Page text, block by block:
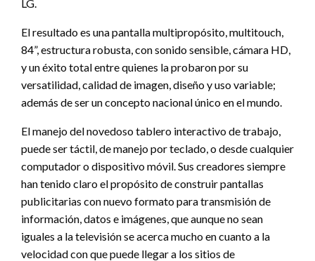
LG.
El resultado es una pantalla multipropósito, multitouch,
84”, estructura robusta, con sonido sensible, cámara HD,
y un éxito total entre quienes la probaron por su
versatilidad, calidad de imagen, diseño y uso variable;
además de ser un concepto nacional único en el mundo.
El manejo del novedoso tablero interactivo de trabajo,
puede ser táctil, de manejo por teclado, o desde cualquier
computador o dispositivo móvil. Sus creadores siempre
han tenido claro el propósito de construir pantallas
publicitarias con nuevo formato para transmisión de
información, datos e imágenes, que aunque no sean
iguales a la televisión se acerca mucho en cuanto a la
velocidad con que puede llegar a los sitios de